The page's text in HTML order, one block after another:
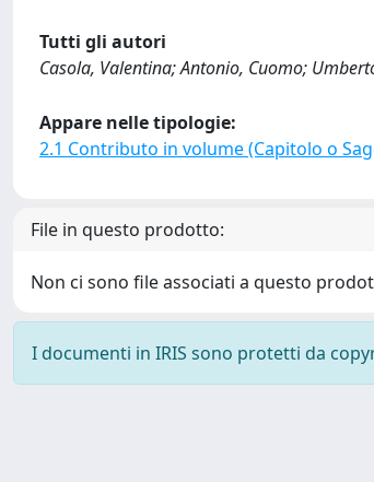
Tutti gli autori
Casola, Valentina; Antonio, Cuomo;
Appare nelle tipologie:
2.1 Contributo in volume (Capitolo o
File in questo prodotto:
Non ci sono file associati a questo
I documenti in IRIS sono protetti da